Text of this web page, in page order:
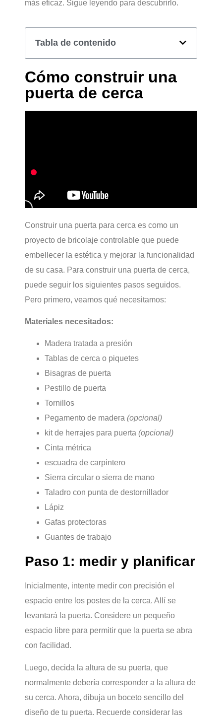
más eficaz. Sigue leyendo para descubrirlo.
Tabla de contenido
Cómo construir una
puerta de cerca
Construir una puerta para cerca es como un
proyecto de bricolaje controlable que puede
embellecer la estética y mejorar la funcionalidad
de su casa. Para construir una puerta de cerca,
puede seguir los siguientes pasos seguidos.
Pero primero, veamos qué necesitamos:
Materiales necesitados:
Madera tratada a presión
Tablas de cerca o piquetes
Bisagras de puerta
Pestillo de puerta
Tornillos
Pegamento de madera (opcional)
kit de herrajes para puerta (opcional)
Cinta métrica
escuadra de carpintero
Sierra circular o sierra de mano
Taladro con punta de destornillador
Lápiz
Gafas protectoras
Guantes de trabajo
Paso 1: medir y planificar
Inicialmente, intente medir con precisión el
espacio entre los postes de la cerca. Allí se
levantará la puerta. Considere un pequeño
espacio libre para permitir que la puerta se abra
con facilidad.
Luego, decida la altura de su puerta, que
normalmente debería corresponder a la altura de
su cerca. Ahora, dibuja un boceto sencillo del
diseño de tu puerta. Recuerde considerar las